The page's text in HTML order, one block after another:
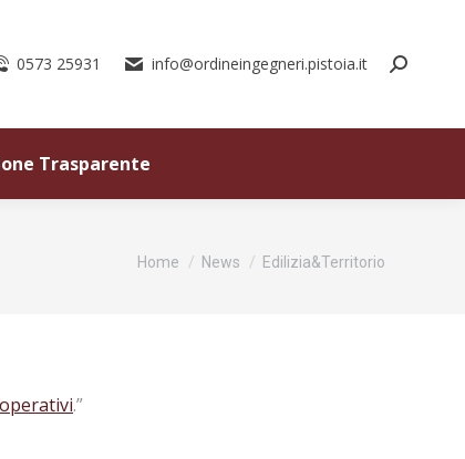
0573 25931 info@ordineingegneri.pistoia.it
Trasparente
Tu sei qui:
Home News Edilizia&Territorio
.”